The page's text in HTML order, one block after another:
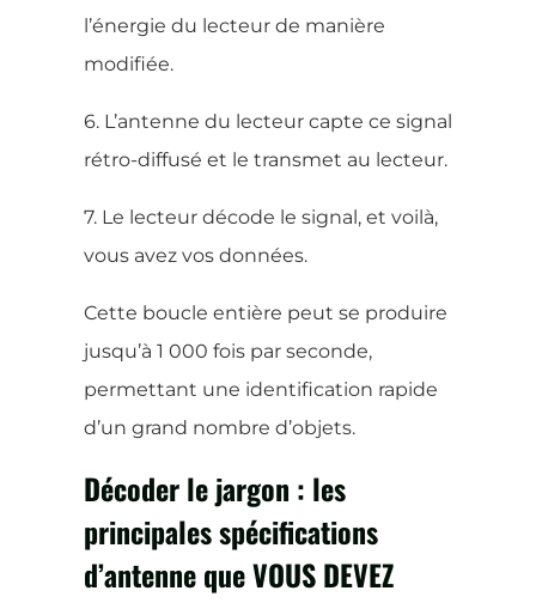
l’énergie du lecteur de manière
modifiée.
6. L’antenne du lecteur capte ce signal
rétro-diffusé et le transmet au lecteur.
7. Le lecteur décode le signal, et voilà,
vous avez vos données.
Cette boucle entière peut se produire
jusqu’à 1 000 fois par seconde,
permettant une identification rapide
d’un grand nombre d’objets.
Décoder le jargon : les
principales spécifications
d’antenne que VOUS DEVEZ